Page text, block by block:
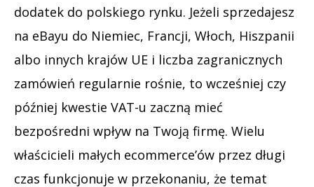
dodatek do polskiego rynku. Jeżeli sprzedajesz
na eBayu do Niemiec, Francji, Włoch, Hiszpanii
albo innych krajów UE i liczba zagranicznych
zamówień regularnie rośnie, to wcześniej czy
później kwestie VAT-u zaczną mieć
bezpośredni wpływ na Twoją firmę. Wielu
właścicieli małych ecommerce’ów przez długi
czas funkcjonuje w przekonaniu, że temat